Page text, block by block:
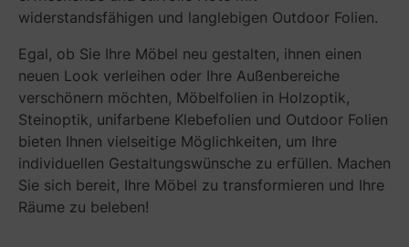
widerstandsfähigen und langlebigen Outdoor Folien.
Egal, ob Sie Ihre Möbel neu gestalten, ihnen einen
neuen Look verleihen oder Ihre Außenbereiche
verschönern möchten, Möbelfolien in Holzoptik,
Steinoptik, unifarbene Klebefolien und Outdoor Folien
bieten Ihnen vielseitige Möglichkeiten, um Ihre
individuellen Gestaltungswünsche zu erfüllen. Machen
Sie sich bereit, Ihre Möbel zu transformieren und Ihre
Räume zu beleben!